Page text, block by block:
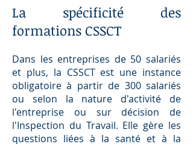
La spécificité des
formations CSSCT
Dans les entreprises de 50 salariés
et plus, la CSSCT est une instance
obligatoire à partir de 300 salariés
ou selon la nature d'activité de
l'entreprise ou sur décision de
l'Inspection du Travail. Elle gère les
questions liées à la santé et à la